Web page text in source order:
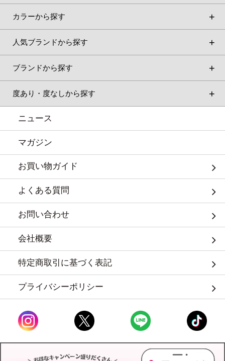
カラーから探す
人気ブランドから探す
ブランドから探す
度あり・度なしから探す
ニュース
マガジン
お買い物ガイド
よくある質問
お問い合わせ
会社概要
特定商取引に基づく表記
プライバシーポリシー